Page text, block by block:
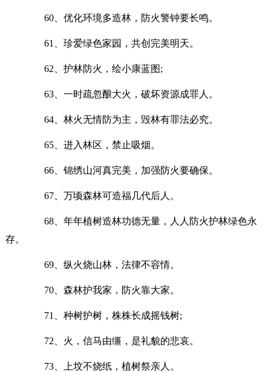
60、优化环境多造林，防火警钟要长鸣。
61、珍爱绿色家园，共创完美明天。
62、护林防火，绘小康蓝图;
63、一时疏忽酿大火，破坏资源成罪人。
64、林火无情防为主，毁林有罪法必究。
65、进入林区，禁止吸烟。
66、锦绣山河真完美，加强防火要确保。
67、万顷森林可造福几代后人。
68、年年植树造林功德无量，人人防火护林绿色永
存。
69、纵火烧山林，法律不容情。
70、森林护我家，防火靠大家。
71、种树护树，株株长成摇钱树;
72、火，信马由缰，是礼貌的悲哀。
73、上坟不烧纸，植树祭亲人。